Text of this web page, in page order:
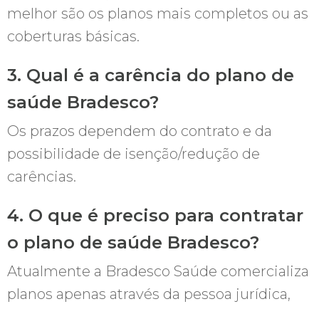
melhor são os planos mais completos ou as
coberturas básicas.
3. Qual é a carência do plano de
saúde Bradesco?
Os prazos dependem do contrato e da
possibilidade de isenção/redução de
carências.
4. O que é preciso para contratar
o plano de saúde Bradesco?
Atualmente a Bradesco Saúde comercializa
planos apenas através da pessoa jurídica,